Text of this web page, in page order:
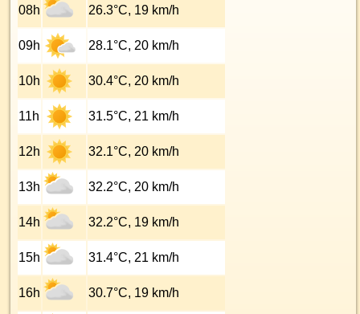
08h 26.3°C, 19 km/h
09h 28.1°C, 20 km/h
10h 30.4°C, 20 km/h
11h 31.5°C, 21 km/h
12h 32.1°C, 20 km/h
13h 32.2°C, 20 km/h
14h 32.2°C, 19 km/h
15h 31.4°C, 21 km/h
16h 30.7°C, 19 km/h